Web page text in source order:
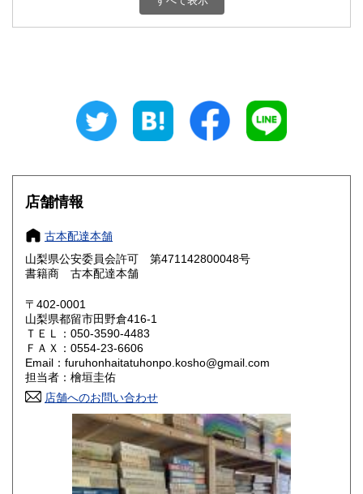
800円 三重県
大阪府
奈良県
鳥取県 800円 島根県
岡山県
山口県 800円
香川県 800円 愛媛県
高知県 800円
800円 長崎県
800円 大分県
店舗情報
古本配達本舗
山梨県公安委員会許可 第471142800048号
書籍商 古本配達本舗
〒402-0001
山梨県都留市田野倉416-1
ＴＥＬ：050-3590-4483
ＦＡＸ：0554-23-6606
Email：furuhonhaitatuhonpo.kosho@gmail.com
担当者：檜垣圭佑
店舗へのお問い合わせ